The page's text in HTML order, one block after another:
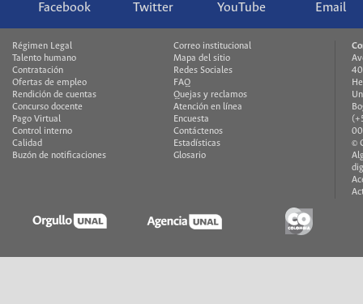
Facebook Twitter YouTube Email
Régimen Legal
Talento humano
Contratación
Ofertas de empleo
Rendición de cuentas
Concurso docente
Pago Virtual
Control interno
Calidad
Buzón de notificaciones
Correo institucional
Mapa del sitio
Redes Sociales
FAQ
Quejas y reclamos
Atención en línea
Encuesta
Contáctenos
Estadísticas
Glosario
©